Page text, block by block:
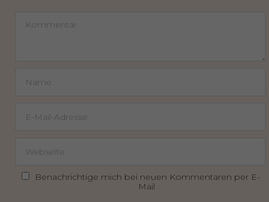
Benachrichtige mich bei neuen Kommentaren per E-
Mail